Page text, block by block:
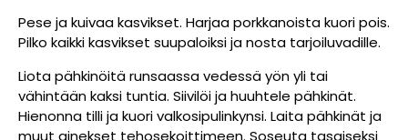
Pese ja kuivaa kasvikset. Harjaa porkkanoista kuori pois.
Pilko kaikki kasvikset suupaloiksi ja nosta tarjoiluvadille.
Liota pähkinöitä runsaassa vedessä yön yli tai
vähintään kaksi tuntia. Siivilöi ja huuhtele pähkinät.
Hienonna tilli ja kuori valkosipulinkynsi. Laita pähkinät ja
muut ainekset tehosekoittimeen. Soseuta tasaiseksi